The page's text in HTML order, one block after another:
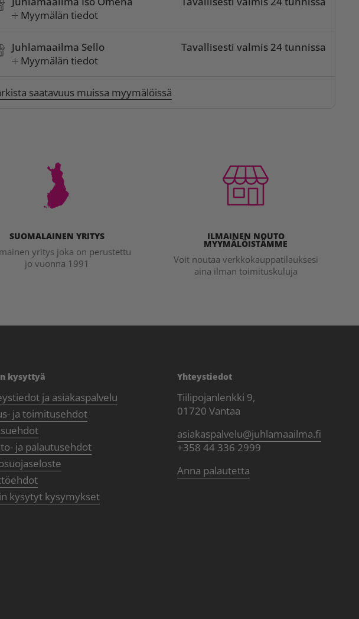
Myymälän tiedot
Juhlamaailma Sello
Myymälän tiedot
Tavallisesti valmis 24 tunnissa
saatavuus muissa myymälöissä
SUOMALAINEN YRITYS
yritys joka on perustettu
jo vuonna 1991
ILMAINEN NOUTO
MYYMÄLÖISTÄMME
Voit noutaa verkkokauppatilauksesi
aina ilman toimituskuluja
kysyttyä
ja asiakaspalvelu
ja toimitusehdot
ja palautusehdot
kysytyt kysymykset
Yhteystiedot
Tiilipojanlenkki 9,
01720 Vantaa
asiakaspalvelu@juhlamaailma.fi
+358 44 336 2999
Anna palautetta